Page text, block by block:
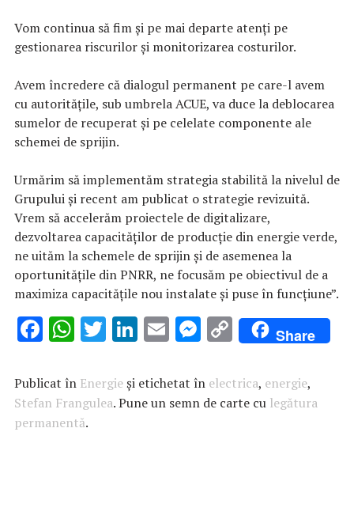
Vom continua să fim și pe mai departe atenți pe
gestionarea riscurilor și monitorizarea costurilor.
Avem încredere că dialogul permanent pe care-l avem
cu autoritățile, sub umbrela ACUE, va duce la deblocarea
sumelor de recuperat și pe celelate componente ale
schemei de sprijin.
Urmărim să implementăm strategia stabilită la nivelul de
Grupului și recent am publicat o strategie revizuită.
Vrem să accelerăm proiectele de digitalizare,
dezvoltarea capacităților de producție din energie verde,
ne uităm la schemele de sprijin și de asemenea la
oportunitățile din PNRR, ne focusăm pe obiectivul de a
maximiza capacitățile nou instalate și puse în funcțiune”.
F
e
b
o
W
at
s
A
T
it
te
Li
k
e
E
ai
l
M
se
n
C
o
p
y
Share
Publicat în Energieși etichetat în electrica, energie,
Stefan Frangulea. Pune un semn de carte cu legătura
permanentă.